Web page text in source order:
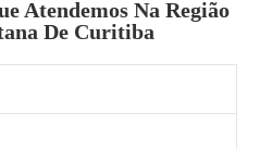
Atendemos Na Região
De Curitiba